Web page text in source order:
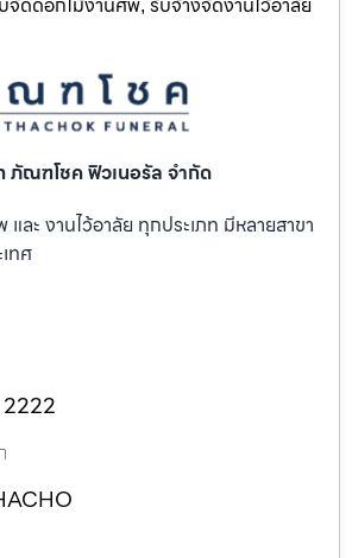
,
ภัณฑโชค ฟิวเนอรัล จำกัด
ละ งานไว้อาลัย ทุกประเภท มีหลายสาขา
ทศ